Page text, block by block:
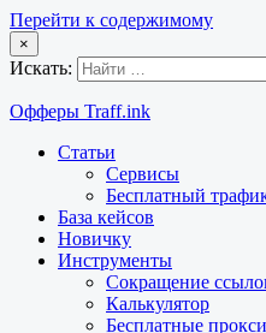
Перейти к содержимому
×
Искать:
Офферы Traff.ink
Статьи
Сервисы
Бесплатный
База кейсов
Новичку
Инструменты
Сокращение
Калькулятор
Бесплатные прокси